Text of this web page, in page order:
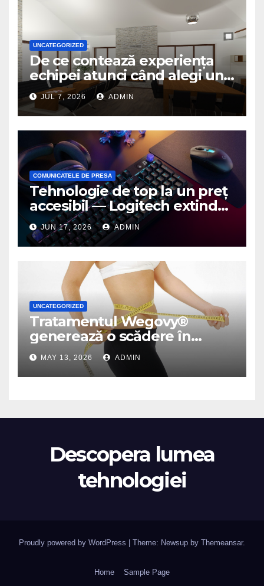
UNCATEGORIZED
De ce contează experiența
echipei atunci când alegi un
birou de arhitectură
JUL 7, 2026 ADMIN
COMUNICATELE DE PRESA
Tehnologie de top la un preț
accesibil — Logitech extinde
seria G3 cu un nou mouse și
o nouă tastatură pentru
gaming pe PC
JUN 17, 2026 ADMIN
UNCATEGORIZED
Tratamentul Wegovy®
generează o scădere în
greutate de până la 22,6% la
femei în perioada
menopauzei și reduce la
MAY 13, 2026 ADMIN
Descopera lumea
tehnologiei
Proudly powered by WordPress Theme: Newsup by Themeansar.
Home Sample Page